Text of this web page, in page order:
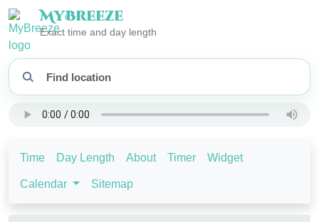
MyBreeze
Exact time and day length
Time Day Length About Timer Widget
Calendar Sitemap